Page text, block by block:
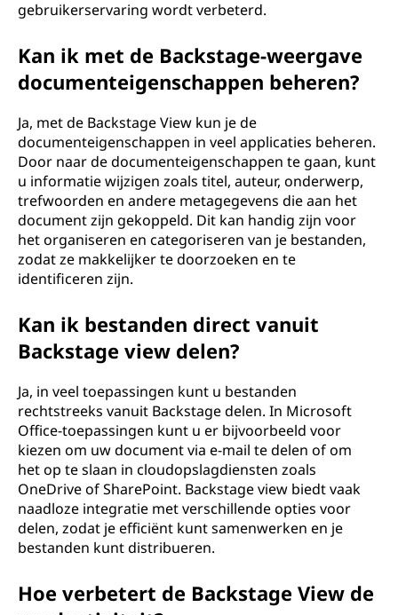
gebruikerservaring wordt verbeterd.
Kan ik met de Backstage-weergave
documenteigenschappen beheren?
Ja, met de Backstage View kun je de
documenteigenschappen in veel applicaties beheren.
Door naar de documenteigenschappen te gaan, kunt
u informatie wijzigen zoals titel, auteur, onderwerp,
trefwoorden en andere metagegevens die aan het
document zijn gekoppeld. Dit kan handig zijn voor
het organiseren en categoriseren van je bestanden,
zodat ze makkelijker te doorzoeken en te
identificeren zijn.
Kan ik bestanden direct vanuit
Backstage view delen?
Ja, in veel toepassingen kunt u bestanden
rechtstreeks vanuit Backstage delen. In Microsoft
Office-toepassingen kunt u er bijvoorbeeld voor
kiezen om uw document via e-mail te delen of om
het op te slaan in cloudopslagdiensten zoals
OneDrive of SharePoint. Backstage view biedt vaak
naadloze integratie met verschillende opties voor
delen, zodat je efficiënt kunt samenwerken en je
bestanden kunt distribueren.
Hoe verbetert de Backstage View de